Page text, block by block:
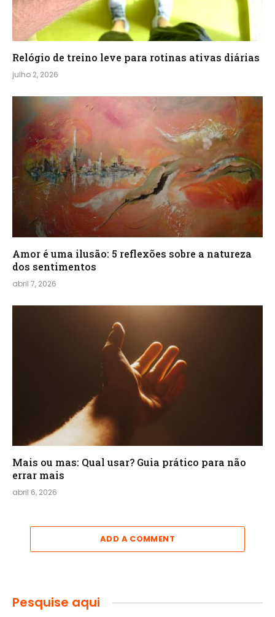
Relógio de treino​ leve para rotinas ativas diárias
julho 2, 2026
Amor é uma ilusão: 5 reflexões sobre a natureza
dos sentimentos
abril 7, 2026
Mais ou mas: Qual usar? Guia prático para não
errar mais
abril 6, 2026
ADD A COMMENT
Pesquise aqui